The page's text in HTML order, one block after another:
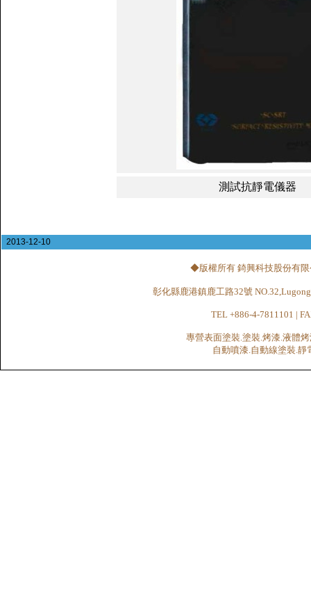
測試抗靜電儀器
2013-12-10
◆版權所有 錡興科技股份有限
彰化縣鹿港鎮鹿工路32號
TEL +886-4-7811101 |
專營表面塗裝.塗裝.烤漆.液體
自動噴漆.自動線塗裝.